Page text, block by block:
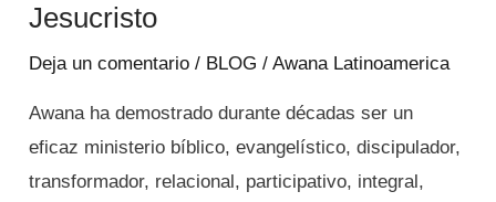
Jesucristo
Deja un comentario / BLOG /Awana Latinoamerica
Awana ha demostrado durante décadas ser un
eficaz ministerio bíblico, evangelístico, discipulador,
transformador, relacional, participativo, integral,